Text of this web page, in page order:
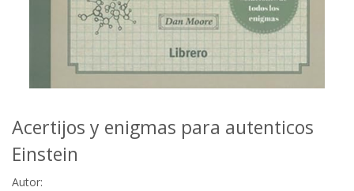
Acertijos y enigmas para autenticos
Einstein
Autor: